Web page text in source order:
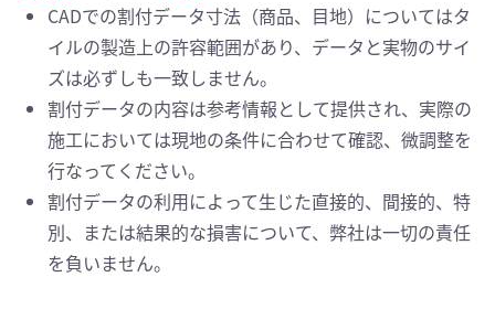
CADでの割付データ寸法（商品、目地）についてはタ
イルの製造上の許容範囲があり、 データと実物のサイ
ズは必ずしも一致しません。
割付データの内容は参考情報として提供され、実際の
施工においては現地の条件に合わせて確認、 微調整を
行なってください。
割付データの利用によって生じた直接的、間接的、特
別、または結果的な損害について、 弊社は一切の責任
を負いません。